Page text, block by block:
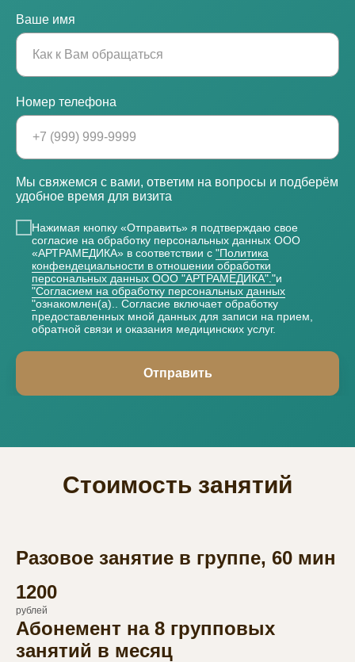
Ваше имя
Номер телефона
Мы свяжемся с вами, ответим на вопросы и подберём
удобное время для визита
Нажимая кнопку «Отправить» я подтверждаю свое
согласие на обработку персональных данных ООО
«АРТРАМЕДИКА» в соответствии с "Политика
конфендециальности в отношении обработки
персональных данных ООО "АРТРАМЕДИКА"."и
"Согласием на обработку персональных данных
"ознакомлен(а).. Согласие включает обработку
предоставленных мной данных для записи на прием,
обратной связи и оказания медицинских услуг.
Отправить
Стоимость занятий
Разовое занятие в группе, 60 мин
1200
рублей
Абонемент на 8 групповых
занятий в месяц